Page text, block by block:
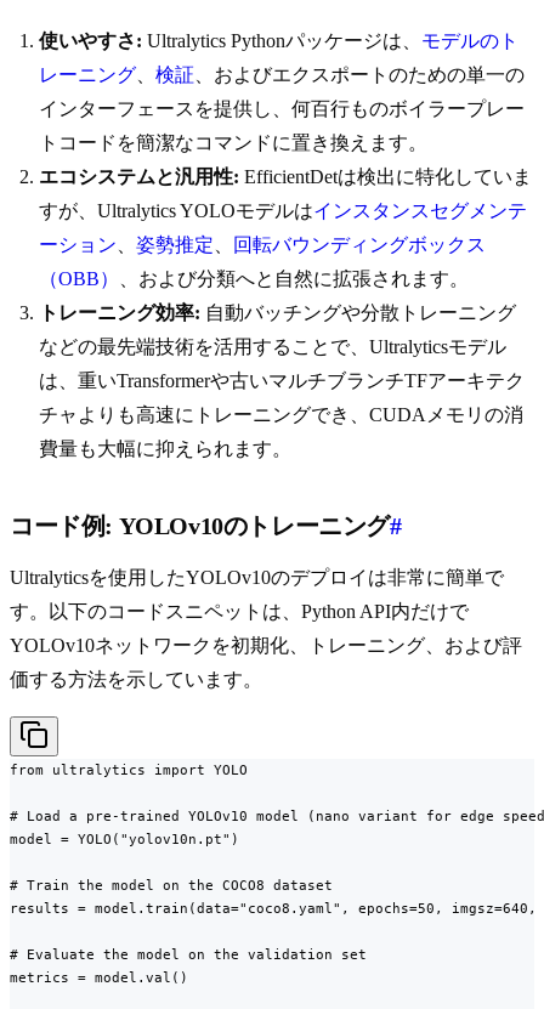
使いやすさ: Ultralytics Pythonパッケージは、 モデルのト
レーニング
検証 、およびエクスポートのための単一の
インターフェースを提供し、何百行ものボイラープレー
トコードを簡潔なコマンドに置き換えます。
エコシステムと汎用性: EfficientDetは検出に特化していま
すが、Ultralytics YOLOモデルはインスタンスセグメンテ
ーション
姿勢推定
回転バウンディングボックス
（OBB）
、および分類へと自然に拡張されます。
トレーニング効率: 自動バッチングや分散トレーニング
などの最先端技術を活用することで、Ultralyticsモデル
は、重いTransformerや古いマルチブランチTFアーキテク
チャよりも高速にトレーニングでき、CUDAメモリの消
費量も大幅に抑えられます。
コード例: YOLOv10のトレーニング#
Ultralyticsを使用したYOLOv10のデプロイは非常に簡単で
す。以下のコードスニペットは、Python API内だけで
YOLOv10ネットワークを初期化、トレーニング、および評
価する方法を示しています。
from ultralytics import YOLO
# Load a pre-trained YOLOv10 model (nano variant for edge
model = YOLO("yolov10n.pt")
# Train the model on the COCO8 dataset
results = model.train(data="coco8.yaml", epochs=50, imgsz=640,
# Evaluate the model on the validation set
metrics = model.val()